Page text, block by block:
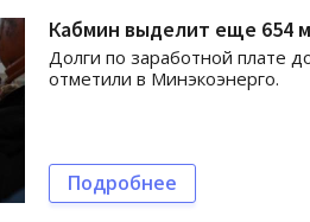
Кабмин выделит еще 654
Долги по заработной плате
отметили в Минэкоэнерго.
Подробнее